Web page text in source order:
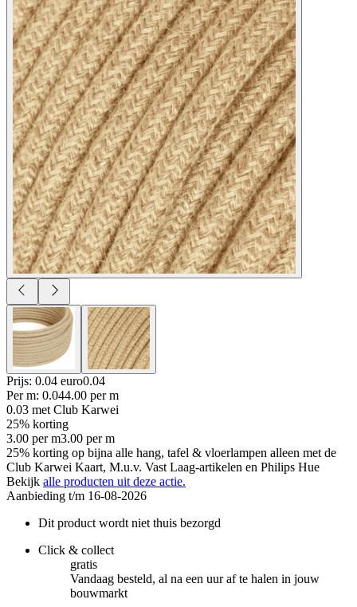
Prijs: 0.04 euro0.04
Per m: 0.044.00 per m
0.03 met Club Karwei
25% korting
3.00 per m3.00 per m
25% korting op bijna alle hang, tafel & vloerlampen alleen met de
Club Karwei Kaart, M.u.v. Vast Laag-artikelen en Philips Hue
Bekijk alle producten uit deze actie.
Aanbieding t/m 16-08-2026
Dit product wordt niet thuis bezorgd
Click & collect
gratis
Vandaag besteld, al na een uur af te halen in jouw
bouwmarkt